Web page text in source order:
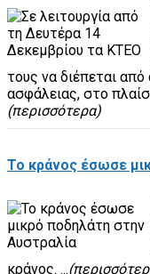
τους να διέπεται
ασφάλειας, στο
(περισσότερα)
Το κράνος έσωσε
κράνος. ...